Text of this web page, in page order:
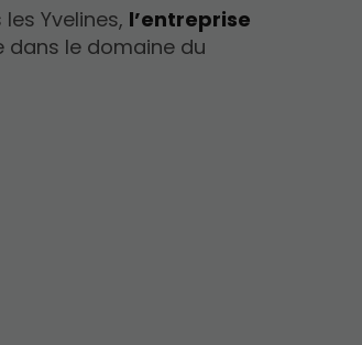
Yvelines, l’entreprise
dans le domaine du